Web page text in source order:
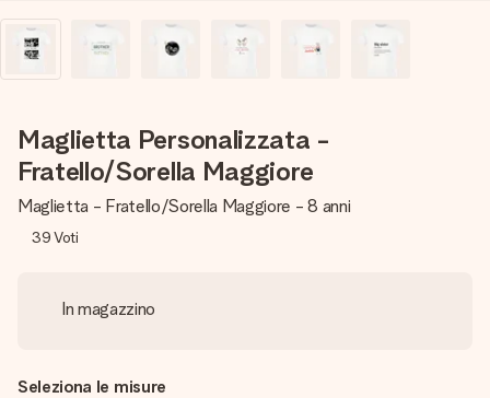
Maglietta Personalizzata -
Fratello/Sorella Maggiore
Maglietta - Fratello/Sorella Maggiore - 8 anni
39Voti
In magazzino
Seleziona le misure